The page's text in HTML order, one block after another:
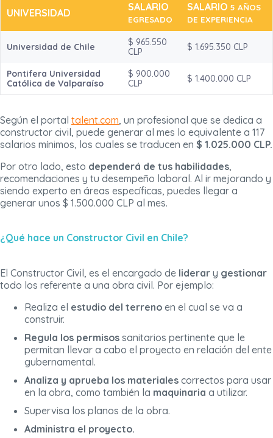
UNIVERSIDAD SALARIO
EGRESADO
SALARIO 5 AÑOS
DE EXPERIENCIA
Universidad de Chile
$ 965.550
CLP
$ 1.695.350 CLP
Pontifera Universidad
Católica de Valparaíso
$ 900.000
CLP
$ 1.400.000 CLP
Según el portal talent.com, un profesional que se dedica a
constructor civil, puede generar al mes lo equivalente a 117
salarios mínimos, los cuales se traducen en $ 1.025.000 CLP.
Por otro lado, esto dependerá de tus habilidades,
recomendaciones y tu desempeño laboral. Al ir mejorando y
siendo experto en áreas específicas, puedes llegar a
generar unos $ 1.500.000 CLP al mes.
¿Qué hace un Constructor Civil en Chile?
El Constructor Civil, es el encargado de liderar y gestionar
todo los referente a una obra civil. Por ejemplo:
Realiza el estudio del terreno en el cual se va a
construir.
Regula los permisos sanitarios pertinente que le
permitan llevar a cabo el proyecto en relación del ente
gubernamental.
Analiza y aprueba los materiales correctos para usar
en la obra, como también la maquinaria a utilizar.
Supervisa los planos de la obra.
Administra el proyecto.